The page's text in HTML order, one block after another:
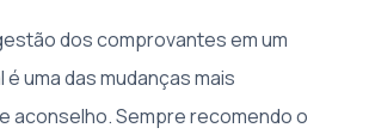
dos comprovantes em um
uma das mudanças mais
aconselho. Sempre recomendo o